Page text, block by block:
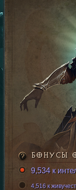
БОНУСЫ
9,534 к
4,516 к